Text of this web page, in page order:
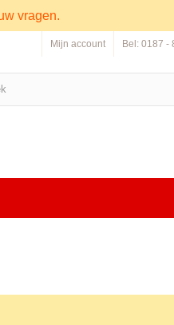
vragen.
Bel: 0187 -
Mijn account